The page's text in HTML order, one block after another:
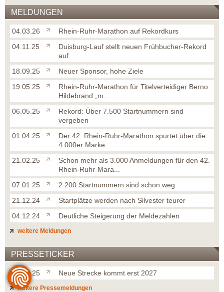
MELDUNGEN
04.03.26
Rhein-Ruhr-Marathon auf Rekordkurs
04.11.25
Duisburg-Lauf stellt neuen Frühbucher-Rekord
auf
18.09.25
Neuer Sponsor, hohe Ziele
19.05.25
Rhein-Ruhr-Marathon für Titelverteidiger Berno
Hildebrand „m...
06.05.25
Rekord: Über 7.500 Startnummern sind
vergeben
01.04.25
Der 42. Rhein-Ruhr-Marathon spurtet über die
4.000er Marke
21.02.25
Schon mehr als 3.000 Anmeldungen für den 42.
Rhein-Ruhr-Mara...
07.01.25
2.200 Startnummern sind schon weg
21.12.24
Startplätze werden nach Silvester teurer
04.12.24
Deutliche Steigerung der Meldezahlen
weitere Meldungen
PRESSETICKER
29.12.25 Neue Strecke kommt erst 2027
weitere Pressemeldungen